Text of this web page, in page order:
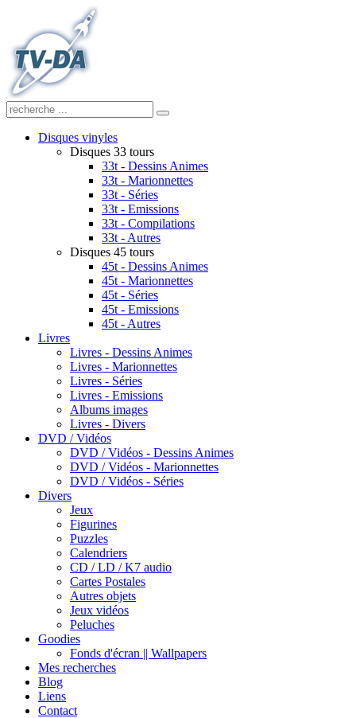
Disques vinyles
Disques 33 tours
33t - Dessins Animes
33t - Marionnettes
33t - Séries
33t - Emissions
33t - Compilations
33t - Autres
Disques 45 tours
45t - Dessins Animes
45t - Marionnettes
45t - Séries
45t - Emissions
45t - Autres
Livres
Livres - Dessins Animes
Livres - Marionnettes
Livres - Séries
Livres - Emissions
Albums images
Livres - Divers
DVD / Vidéos
DVD / Vidéos - Dessins Animes
DVD / Vidéos - Marionnettes
DVD / Vidéos - Séries
Divers
Jeux
Figurines
Puzzles
Calendriers
CD / LD / K7 audio
Cartes Postales
Autres objets
Jeux vidéos
Peluches
Goodies
Fonds d'écran || Wallpapers
Mes recherches
Blog
Liens
Contact